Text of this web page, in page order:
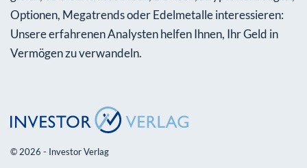
Optionen, Megatrends oder Edelmetalle interessieren:
Unsere erfahrenen Analysten helfen Ihnen, Ihr Geld in
Vermögen zu verwandeln.
© 2026 - Investor Verlag